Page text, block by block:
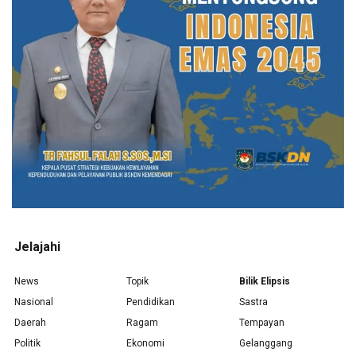
Jelajahi
News
Nasional
Daerah
Politik
Topik
Pendidikan
Ragam
Ekonomi
Bilik Elipsis
Sastra
Tempayan
Gelanggang